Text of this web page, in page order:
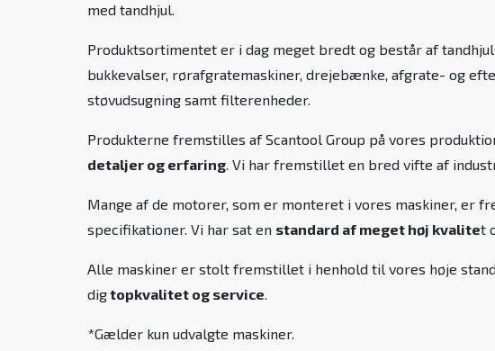
med tandhjul.
Produktsortimentet er i dag meget bredt og består af
bukkevalser, rørafgratemaskiner, drejebænke, afgrate- og
støvudsugning samt filterenheder.
Produkterne fremstilles af Scantool Group på vores
detaljer og erfaring. Vi har fremstillet en bred vifte af
Mange af de motorer, som er monteret i vores maskiner, er
specifikationer. Vi har sat en standard af meget høj kvalitet
Alle maskiner er stolt fremstillet i henhold til vores høje
digtopkvalitet og service.
*Gælder kun udvalgte maskiner.